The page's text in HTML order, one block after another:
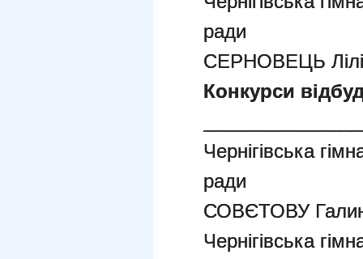
ради
СЕРНОВЕЦЬ
Конкурси
Чернігівська
ради
СОВЄТОВУ
Чернігівська